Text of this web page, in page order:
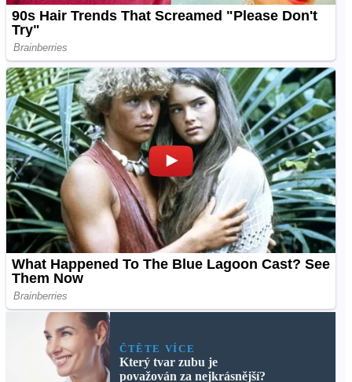
ČTĚTE VÍCE
Který tvar zubu je
považován za nejkrásnější?